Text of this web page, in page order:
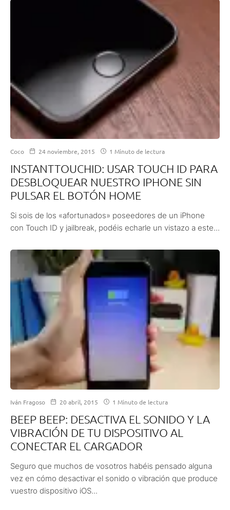
Coco 24 noviembre, 2015 1 Minuto de lectura
INSTANTTOUCHID: USAR TOUCH ID PARA
DESBLOQUEAR NUESTRO IPHONE SIN
PULSAR EL BOTÓN HOME
Si sois de los «afortunados» poseedores de un iPhone
con Touch ID y jailbreak, podéis echarle un vistazo a este...
Iván Fragoso 20 abril, 2015 1 Minuto de lectura
BEEP BEEP: DESACTIVA EL SONIDO Y LA
VIBRACIÓN DE TU DISPOSITIVO AL
CONECTAR EL CARGADOR
Seguro que muchos de vosotros habéis pensado alguna
vez en cómo desactivar el sonido o vibración que produce
vuestro dispositivo iOS...